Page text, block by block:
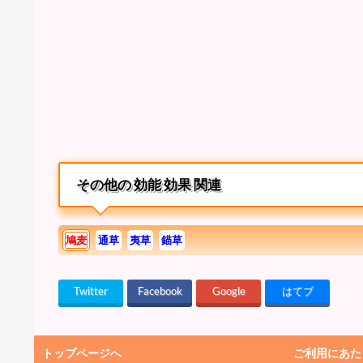
その他の 効能 効果 関連
鳩麦 通草 夷草 錨草
Twitter Facebook Google はてブ
トップページへ ご利用にあ